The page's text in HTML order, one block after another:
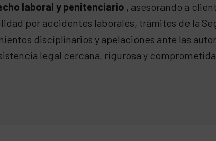
laboral y penitenciario , asesorando a
por accidentes laborales, trámites de la
disciplinarios y apelaciones ante las
legal cercana, rigurosa y